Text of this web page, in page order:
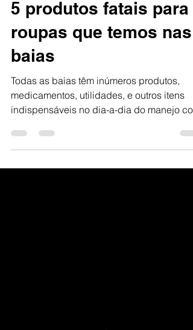
14 de jun. de 2019
2 min de leitura
5 produtos fatais para
roupas que temos nas
baias
Todas as baias têm inúmeros produtos,
medicamentos, utilidades, e outros itens
indispensáveis no dia-a-dia do manejo
os cavalos....